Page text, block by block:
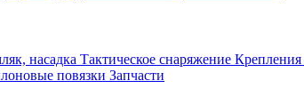
насадка Тактическое снаряжение Крепления
повязки Запчасти